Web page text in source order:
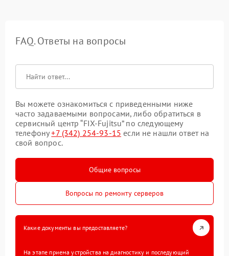
FAQ. Ответы на вопросы
Вы можете ознакомиться с приведенными ниже
часто задаваемыми вопросами, либо обратиться в
сервисный центр “FIX-Fujitsu” по следующему
телефону+7 (342) 254-93-15 если не нашли ответ на
свой вопрос.
Общие вопросы
Вопросы по ремонту серверов
Какие документы вы предоставляете?
На этапе приема устройства на диагностику и последующий